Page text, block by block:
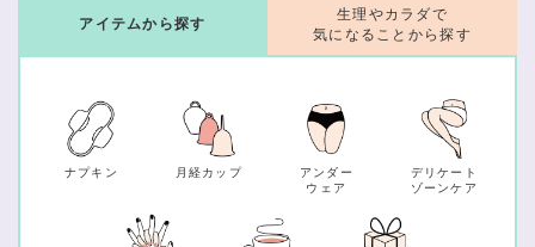
アイテムから探す
ナプキン 月経カップ
アンダー
ウェア
デリケート
ゾーンケア
生理やカラダで
気になることから探す